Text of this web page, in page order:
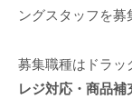
ングスタッフを募
募集職種はドラッ
レジ対応・商品補